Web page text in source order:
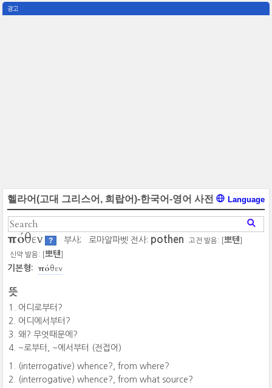
광고
헬라어(고대 그리스어, 희랍어)-한국어-영어 사전 Language
πόθεν ? 부사; 로마알파벳 전사: pothen 고전 발음: [뽀텐
신약 발음: [뽀탠
기본형: πόθεν
뜻
어디로부터?
어디에서부터?
왜? 무엇때문에?
~로부터, ~에서부터 (전접어)
(interrogative) whence?, from where?
(interrogative) whence?, from what source?